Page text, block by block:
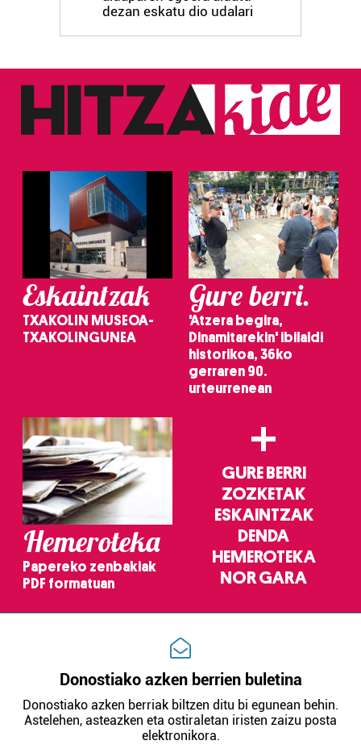
zure baimena Cookieen adierazpenean.
baliatzen gara. Ohar hau onartuz gero, teknologia hori
erabiltzeko baimen esplizitua ematen diguzu.
Gehiago
irakurri
dezan eskatu dio udalari
Eskaintzak
TXAKOLIN MUSEOA-
TXAKOLINGUNEA
Gure berri.
'Atzera begira,
Dinamitarekin' ibilaldi
historikoa, 36ko
gerraren 90.
urteurrenean
Hemeroteka
Papereko zenbakiak
PDF formatuan
+
GURE BERRI
ZOZKETAK
ESKAINTZAK
DENDA
HEMEROTEKA
NOR GARA
Donostiako azken berrien buletina
Donostiako azken berriak biltzen ditu bi egunean behin.
Astelehen, asteazken eta ostiraletan iristen zaizu posta
elektronikora.